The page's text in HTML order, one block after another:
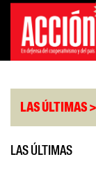
Saltar
contenido
LAS ÚLTIMAS >
en julio |
LAS ÚLTIMAS